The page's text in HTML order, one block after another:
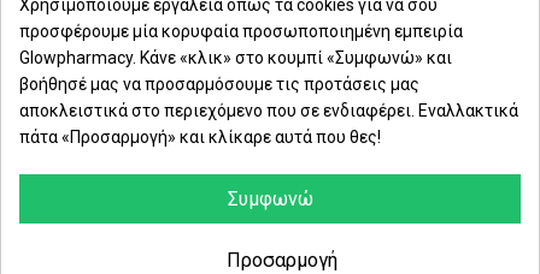
Δευ. - Παρ.: 8:00 - 21:00
Σάββατο: 09:00-15:00
ΕΤΑΙΡΕΙΑ
Χρησιμοποιούμε εργαλεία όπως τα cookies για να σου
προσφέρουμε μία κορυφαία προσωποποιημένη εμπειρία
Glowpharmacy. Κάνε «κλικ» στο κουμπί «Συμφωνώ» και
βοήθησέ μας να προσαρμόσουμε τις προτάσεις μας
αποκλειστικά στο περιεχόμενο που σε ενδιαφέρει. Εναλλακτικά
πάτα «Προσαρμογή» και κλίκαρε αυτά που θες!
Συμφωνώ
Προσαρμογή